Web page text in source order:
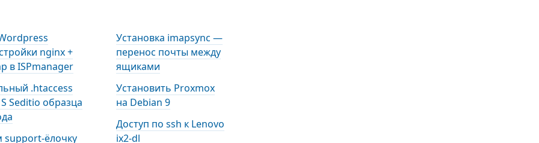
nginx +
в ISPmanager
.htaccess
Seditio образца
support-ёлочку
Установка imapsync —
перенос почты между
ящиками
Установить Proxmox
на Debian 9
Доступ по ssh к Lenovo
ix2-dl